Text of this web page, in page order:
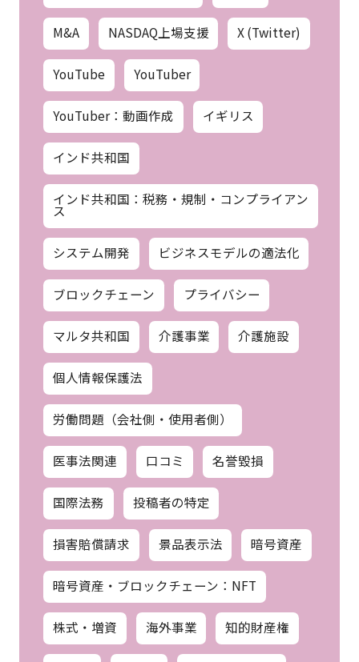
M&A NASDAQ上場支援 X (Twitter)
YouTube YouTuber
YouTuber：動画作成 イギリス
インド共和国
インド共和国：税務・規制・コンプライアン
ス
システム開発 ビジネスモデルの適法化
ブロックチェーン プライバシー
マルタ共和国 介護事業 介護施設
個人情報保護法
労働問題（会社側・使用者側）
医事法関連 口コミ 名誉毀損
国際法務 投稿者の特定
損害賠償請求 景品表示法 暗号資産
暗号資産・ブロックチェーン：NFT
株式・増資 海外事業 知的財産権